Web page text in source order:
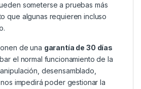
someterse a pruebas más
que algunas requieren incluso
de una garantía de 30 días
el normal funcionamiento de la
desensamblado,
impedirá poder gestionar la